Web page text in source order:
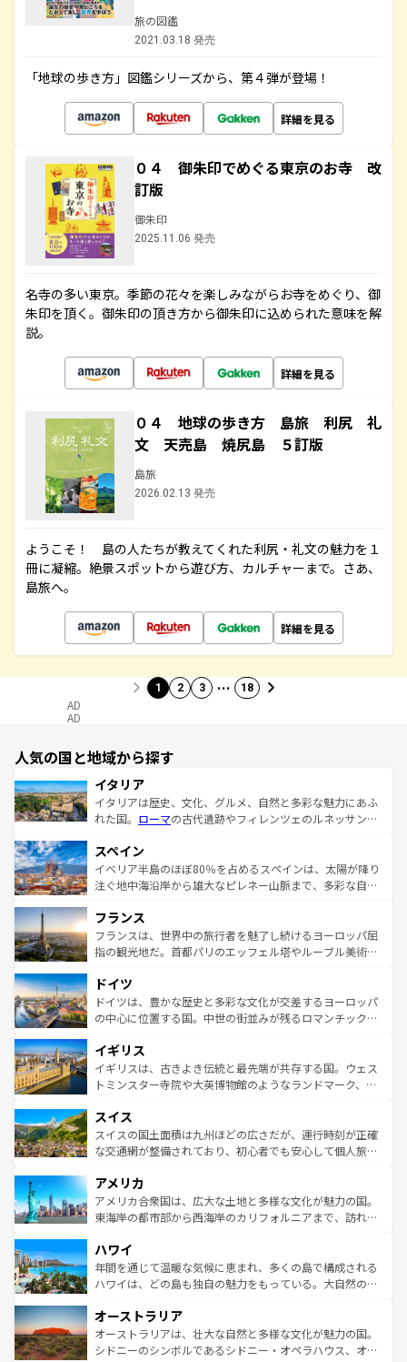
旅の図鑑
2021.03.18 発売
「地球の歩き方」図鑑シリーズから、第４弾が登場！
詳細を見る
０４ 御朱印でめぐる東京のお寺 改
訂版
御朱印
2025.11.06 発売
名寺の多い東京。季節の花々を楽しみながらお寺をめぐり、御
朱印を頂く。御朱印の頂き方から御朱印に込められた意味を解
説。
詳細を見る
０４ 地球の歩き方 島旅 利尻 礼
文 天売島 焼尻島 ５訂版
島旅
2026.02.13 発売
ようこそ！ 島の人たちが教えてくれた利尻・礼文の魅力を１
冊に凝縮。絶景スポットから遊び方、カルチャーまで。さあ、
島旅へ。
詳細を見る
1 2 3 … 18
AD
AD
人気の国と地域から探す
イタリア
イタリアは歴史、文化、グルメ、自然と多彩な魅力にあふ
れた国。 ローマの古代遺跡やフィレンツェのルネッサンス
ろん、トスカーナの美しい田園風景やアマルフィ海岸の絶
景など、自然景観も見逃せない。観光の合間には、本場の
ピザやパスタなど、絶品のイタリア料理を堪能することも
ませてくれるイタリアで、忘れられない旅をしてみよう！
なお、新着のイタリア情報はコンテンツ一覧 を参照してほ
しい。
スペイン
イベリア半島のほぼ80％を占めるスペインは、太陽が降り
注ぐ地中海沿岸から雄大なピレネー山脈まで、多彩な自然
文化が根付くこの国では、情熱的なフラメンコ、熱気あふ
れる闘牛、そして美味しいタパスが生活の一部となってい
る。首都マドリードの洗練された雰囲気や、バルセロナの
の城塞都市、穏やかなビーチリゾートまで多彩な表情を見
せる。地方によって風土や気候が異なるスペインはその個
性で訪れる人を魅了する。 なお、新着のスペイン情報はコ
フランス
フランスは、世界中の旅行者を魅了し続けるヨーロッパ屈
指の観光地だ。首都パリのエッフェル塔やルーブル美術館
で、幅広い魅力が詰まっている。華麗な宮殿、歴史的な大
聖堂、美しいビーチ、そして豊かな自然が、訪れる者を心
から魅了する。また、フランスは美食の国としても知ら
いる。シャンパンの発祥地であるランス、プロヴァンスの
香り高いラベンダー畑など、多彩な楽しみ方が可能だ。さ
らに、パリ以外の地域にも魅力が溢れており、どの街角に
れる地方に足を運ぶとそれぞれで全く異なる文化を体験で
きるだろう。 なお、新着のフランス情報はコンテンツ一覧
を参照してほしい。
ドイツ
ドイツは、豊かな歴史と多彩な文化が交差するヨーロッパ
の中心に位置する国。中世の街並みが残るロマンチック街
顔を持つこの国は、どこを歩いても飽きることがない。ベ
ルリンの文化的活気、バイエルン州のアルプスの絶景、そ
してライン川沿いのワイン畑といった風景は必見。ビール
は、お酒好きな人にはぜひ体験してほしい。 なお、新着の
ドイツ情報はコンテンツ一覧を参照してほしい。
イギリス
イギリスは、古きよき伝統と最先端が共存する国。ウェス
トミンスター寺院や大英博物館のようなランドマーク、歴
リアごとに異なる魅力がある。また、優雅なアフタヌーン
ティー、ビール好きにはたまらない英国パブ、サッカー観
戦など、本場だからこそできる体験も豊富。イギリスを旅
ンツ一覧を参照してほしい。
スイス
スイスの国土面積は九州ほどの広さだが、運行時刻が正確
な交通網が整備されており、初心者でも安心して個人旅行
の建物がそのまま残る町や、スイスならではのユニークな
博物館もあり、アルプス観光だけでなく町歩きも満喫する
ことができる。国民の所得が高いため物価も高いが、旅行
ば市内交通費無料で観光を楽しむこともできる。 なお、新
着のスイス情報はコンテンツ一覧 を参照してほしい。
アメリカ
アメリカ合衆国は、広大な土地と多様な文化が魅力の国。
東海岸の都市部から西海岸のカリフォルニアまで、訪れる
のような巨大都市は、観光、ショッピング、エンターテイ
ンメントが詰まった刺激的なスポットだ。一方、アメリカ
西部には大自然が広がり、グランドキャニオンやイエロー
部のニューオーリンズでは、音楽と美食が融合した独特の
文化が魅力。旅行者はアメリカの各地域で異なる魅力を楽
しみながら、その多様性と豊かな歴史を感じることができ
ハワイ
年間を通じて温暖な気候に恵まれ、多くの島で構成される
ハワイは、どの島も独自の魅力をもっている。大自然の神
ワイ島は見逃せない。また、定番の観光地といえばオアフ
島だが、静かな自然を求めるならマウイ島やカウアイ島が
おすすめ。エメラルドグリーンに輝く海をはじめ、豊かな
オーストラリア
オーストラリアは、壮大な自然と多様な文化が魅力の国。
シドニーのシンボルであるシドニー・オペラハウス、オー